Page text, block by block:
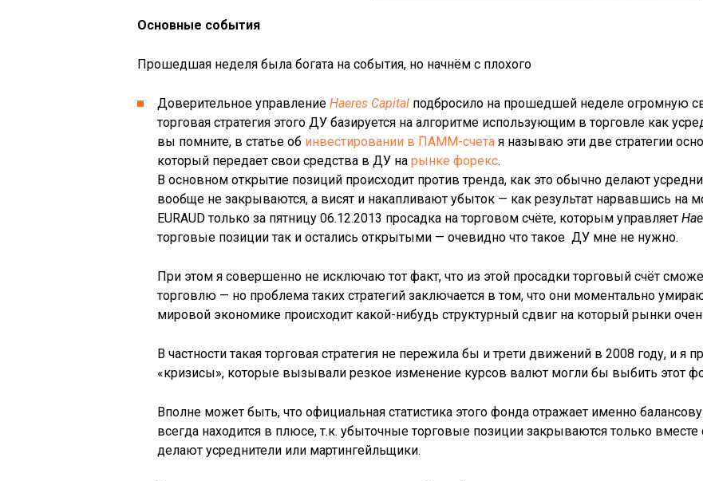
Основные события
Прошедшая неделя была богата на события, но начнём с плохого
Доверительное управление Haeres Capital подбросило на прошедшей неделе огромную
торговая стратегия этого ДУ базируется на алгоритме использующим в торговле как
вы помните, в статье об инвестировании в ПАММ-счета я называю эти две стратегии
который передает свои средства в ДУ на рынке форекс.
В основном открытие позиций происходит против тренда, как это обычно делают
вообще не закрываются, а висят и накапливают убыток — как результат нарвавшись на
EURAUD только за пятницу 06.12.2013 просадка на торговом счёте, которым управляет
торговые позиции так и остались открытыми — очевидно что такое ДУ мне не нужно.
При этом я совершенно не исключаю тот факт, что из этой просадки торговый счёт
торговлю — но проблема таких стратегий заключается в том, что они моментально
мировой экономике происходит какой-нибудь структурный сдвиг на который рынки
В частности такая торговая стратегия не пережила бы и трети движений в 2008 году, и я
«кризисы», которые вызывали резкое изменение курсов валют могли бы выбить этот
Вполне может быть, что официальная статистика этого фонда отражает именно
всегда находится в плюсе, т.к. убыточные торговые позиции закрываются только
делают усреднители или мартингейльщики.